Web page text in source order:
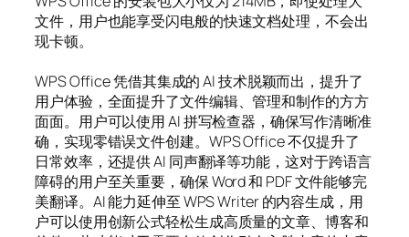
文件，用户也能享受闪电般的快速文档处理，不会出
现卡顿。
WPS Office 凭借其集成的 AI 技术脱颖而出，提升了
用户体验，全面提升了文件编辑、管理和制作的方方
面面。用户可以使用 AI 拼写检查器，确保写作清晰准
确，实现零错误文件创建。WPS Office 不仅提升了
日常效率，还提供 AI 同声翻译等功能，这对于跨语言
障碍的用户至关重要，确保 Word 和 PDF 文件能够完
美翻译。AI 能力延伸至 WPS Writer 的内容生成，用
户可以使用创新公式轻松生成高质量的文章、博客和